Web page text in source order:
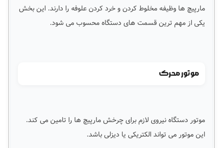
مارپیچ ها وظیفه مخلوط کردن و خرد کردن علوفه را دارند. این بخش
یکی از مهم ترین قسمت های دستگاه محسوب می شود.
موتور محرک
موتور دستگاه نیروی لازم برای چرخش مارپیچ ها را تامین می کند.
این موتور می تواند الکتریکی یا دیزلی باشد.